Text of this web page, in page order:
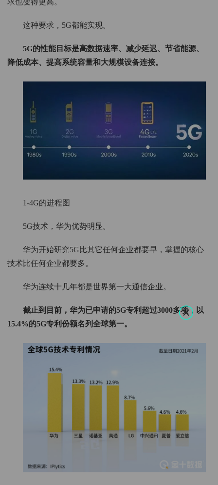
这种要求，5G都能实现。
5G的性能目标是高数据速率、减少延迟、节省能源、
降低成本、提高系统容量和大规模设备连接。
1-4G的进程图
5G技术，华为优势明显。
华为开始研究5G比其它任何企业都要早，掌握的核心
技术比任何企业都要多。
华为连续十几年都是世界第一大通信企业。
截止到目前，华为已申请的5G专利超过3000多项，以
15.4%的5G专利份额名列全球第一。